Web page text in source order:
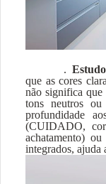
.
que as cores
não significa que
tons neutros
profundidade
(CUIDADO,
achatamento)
integrados, ajuda